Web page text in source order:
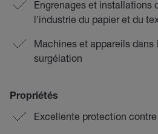
Engrenages et installations
l'industrie du papier et du
Machines et appareils dans
surgélation
Propriétés
Excellente protection